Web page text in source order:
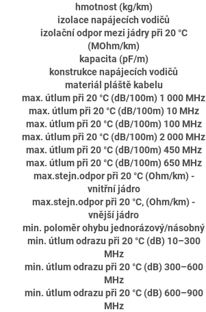
hmotnost (kg/km)
izolace napájecích vodičů
izolační odpor mezi jádry při 20 °C
(MOhm/km)
kapacita (pF/m)
konstrukce napájecích vodičů
materiál pláště kabelu
max. útlum při 20 °C (dB/100m) 1 000 MHz
max. útlum při 20 °C (dB/100m) 10 MHz
max. útlum při 20 °C (dB/100m) 100 MHz
max. útlum při 20 °C (dB/100m) 2 000 MHz
max. útlum při 20 °C (dB/100m) 450 MHz
max. útlum při 20 °C (dB/100m) 650 MHz
max.stejn.odpor při 20 °C (Ohm/km) -
vnitřní jádro
max.stejn.odpor při 20 °C, (Ohm/km) -
vnější jádro
min. poloměr ohybu jednorázový/násobný
min. útlum odrazu při 20 °C (dB) 10–300
MHz
min. útlum odrazu při 20 °C (dB) 300–600
MHz
min. útlum odrazu při 20 °C (dB) 600–900
MHz